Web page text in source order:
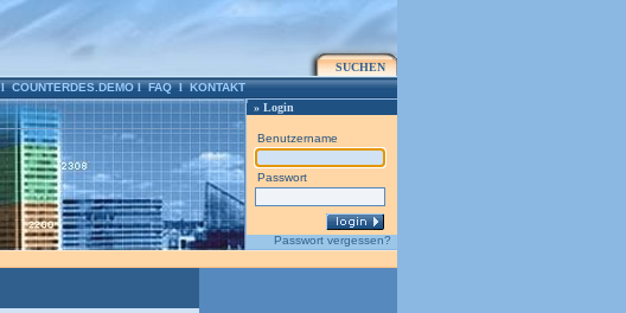
SUCHEN
l COUNTERDES.DEMO l FAQ l KONTAKT
» Login
Benutzername
Passwort
Passwort vergessen?